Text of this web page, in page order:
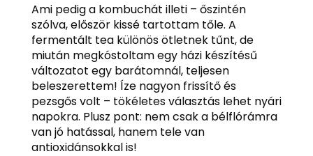
Ami pedig a kombuchát illeti – őszintén
szólva, először kissé tartottam tőle. A
fermentált tea különös ötletnek tűnt, de
miután megkóstoltam egy házi készítésű
változatot egy barátomnál, teljesen
beleszerettem! Íze nagyon frissítő és
pezsgős volt – tökéletes választás lehet nyári
napokra. Plusz pont: nem csak a bélflórámra
van jó hatással, hanem tele van
antioxidánsokkal is!